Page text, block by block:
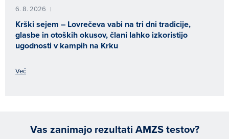
6. 8. 2026 |
Krški sejem – Lovrečeva vabi na tri dni tradicije,
glasbe in otoških okusov, člani lahko izkoristijo
ugodnosti v kampih na Krku
Več
Vas zanimajo rezultati AMZS testov?